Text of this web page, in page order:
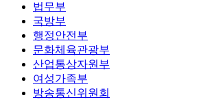
법무부
국방부
행정안전부
문화체육관광부
산업통상자원부
여성가족부
방송통신위원회